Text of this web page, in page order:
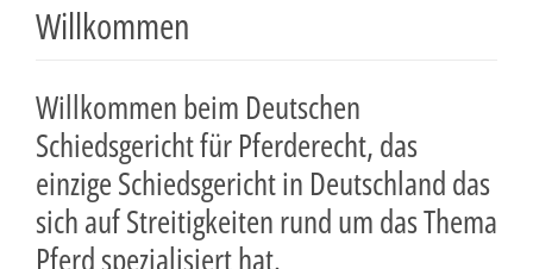
Willkommen
Willkommen beim Deutschen
Schiedsgericht für Pferderecht, das
einzige Schiedsgericht in Deutschland das
sich auf Streitigkeiten rund um das Thema
Pferd spezialisiert hat.